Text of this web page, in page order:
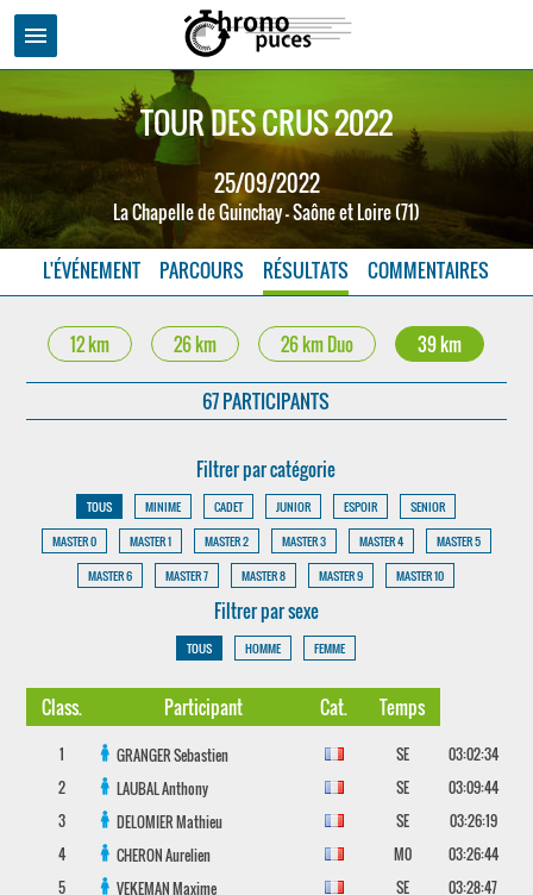
menu
TOUR DES CRUS 2022
25/09/2022
La Chapelle de Guinchay - Saône et Loire (71)
L'ÉVÉNEMENT PARCOURS RÉSULTATS COMMENTAIRES
12 km 26 km 26 km Duo 39 km
67 PARTICIPANTS
Filtrer par catégorie
TOUS MINIME CADET JUNIOR ESPOIR
SENIOR
MASTER 0
MASTER 1 MASTER 2 MASTER 3 MASTER 4
MASTER 5
MASTER 6
MASTER 7 MASTER 8 MASTER 9 MASTER 10
Filtrer par sexe
TOUS HOMME FEMME
Class. Participant Cat. Temps
1 GRANGERSebastien SE
03:02:34
2
LAUBALAnthony SE
03:09:44
3
DELOMIERMathieu SE
03:26:19
4
CHERONAurelien M0
03:26:44
5
VEKEMANMaxime SE
03:28:47